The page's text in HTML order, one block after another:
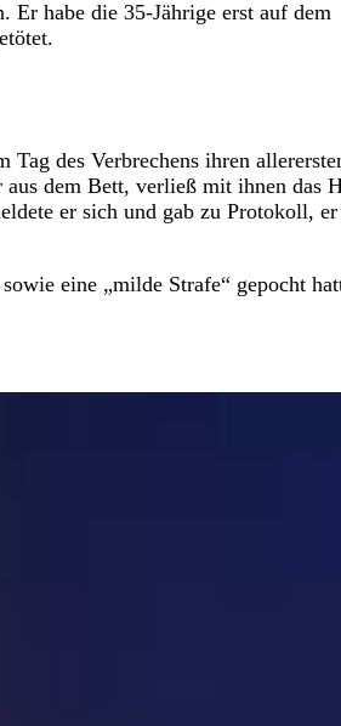
Er habe die 35-Jährige erst auf dem
Tag des Verbrechens ihren
dem Bett, verließ mit ihnen das
er sich und gab zu Protokoll, er
eine „milde Strafe“ gepocht